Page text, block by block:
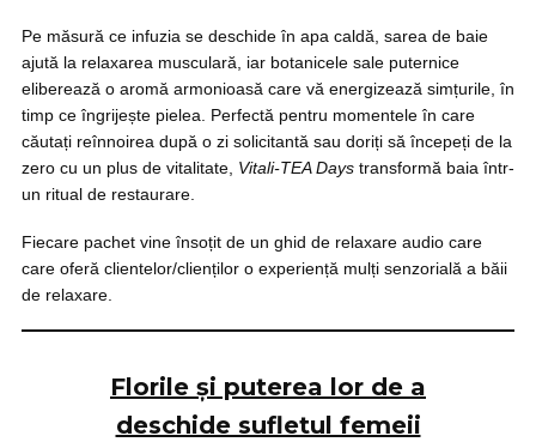
Pe măsură ce infuzia se deschide în apa caldă, sarea de baie
ajută la relaxarea musculară, iar botanicele sale puternice
eliberează o aromă armonioasă care vă energizează simțurile, în
timp ce îngrijește pielea. Perfectă pentru momentele în care
căutați reînnoirea după o zi solicitantă sau doriți să începeți de la
zero cu un plus de vitalitate, Vitali-TEA Days transformă baia într-
un ritual de restaurare.
Fiecare pachet vine însoțit de un ghid de relaxare audio care
care oferă clientelor/clienților o experiență mulți senzorială a băii
de relaxare.
Florile și puterea lor de a
deschide sufletul femeii